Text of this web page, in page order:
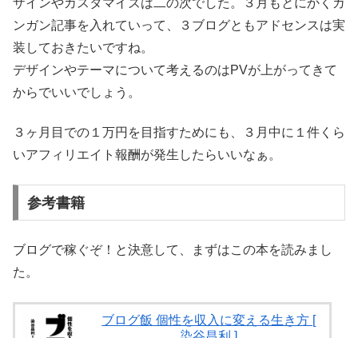
ザインやカスタマイズは二の次でした。３月もとにかくガ
ンガン記事を入れていって、３ブログともアドセンスは実
装しておきたいですね。
デザインやテーマについて考えるのはPVが上がってきて
からでいいでしょう。
３ヶ月目での１万円を目指すためにも、３月中に１件くら
いアフィリエイト報酬が発生したらいいなぁ。
参考書籍
ブログで稼ぐぞ！と決意して、まずはこの本を読みまし
た。
ブログ飯 個性を収入に変える生き方 [